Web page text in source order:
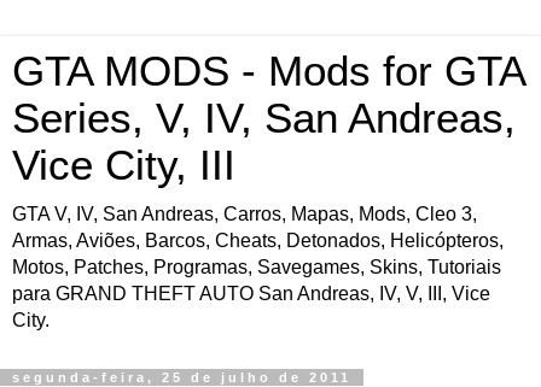
GTA MODS - Mods for GTA
Series, V, IV, San Andreas,
Vice City, III
GTA V, IV, San Andreas, Carros, Mapas, Mods, Cleo 3,
Armas, Aviões, Barcos, Cheats, Detonados, Helicópteros,
Motos, Patches, Programas, Savegames, Skins, Tutoriais
para GRAND THEFT AUTO San Andreas, IV, V, III, Vice
City.
segunda-feira, 25 de julho de 2011